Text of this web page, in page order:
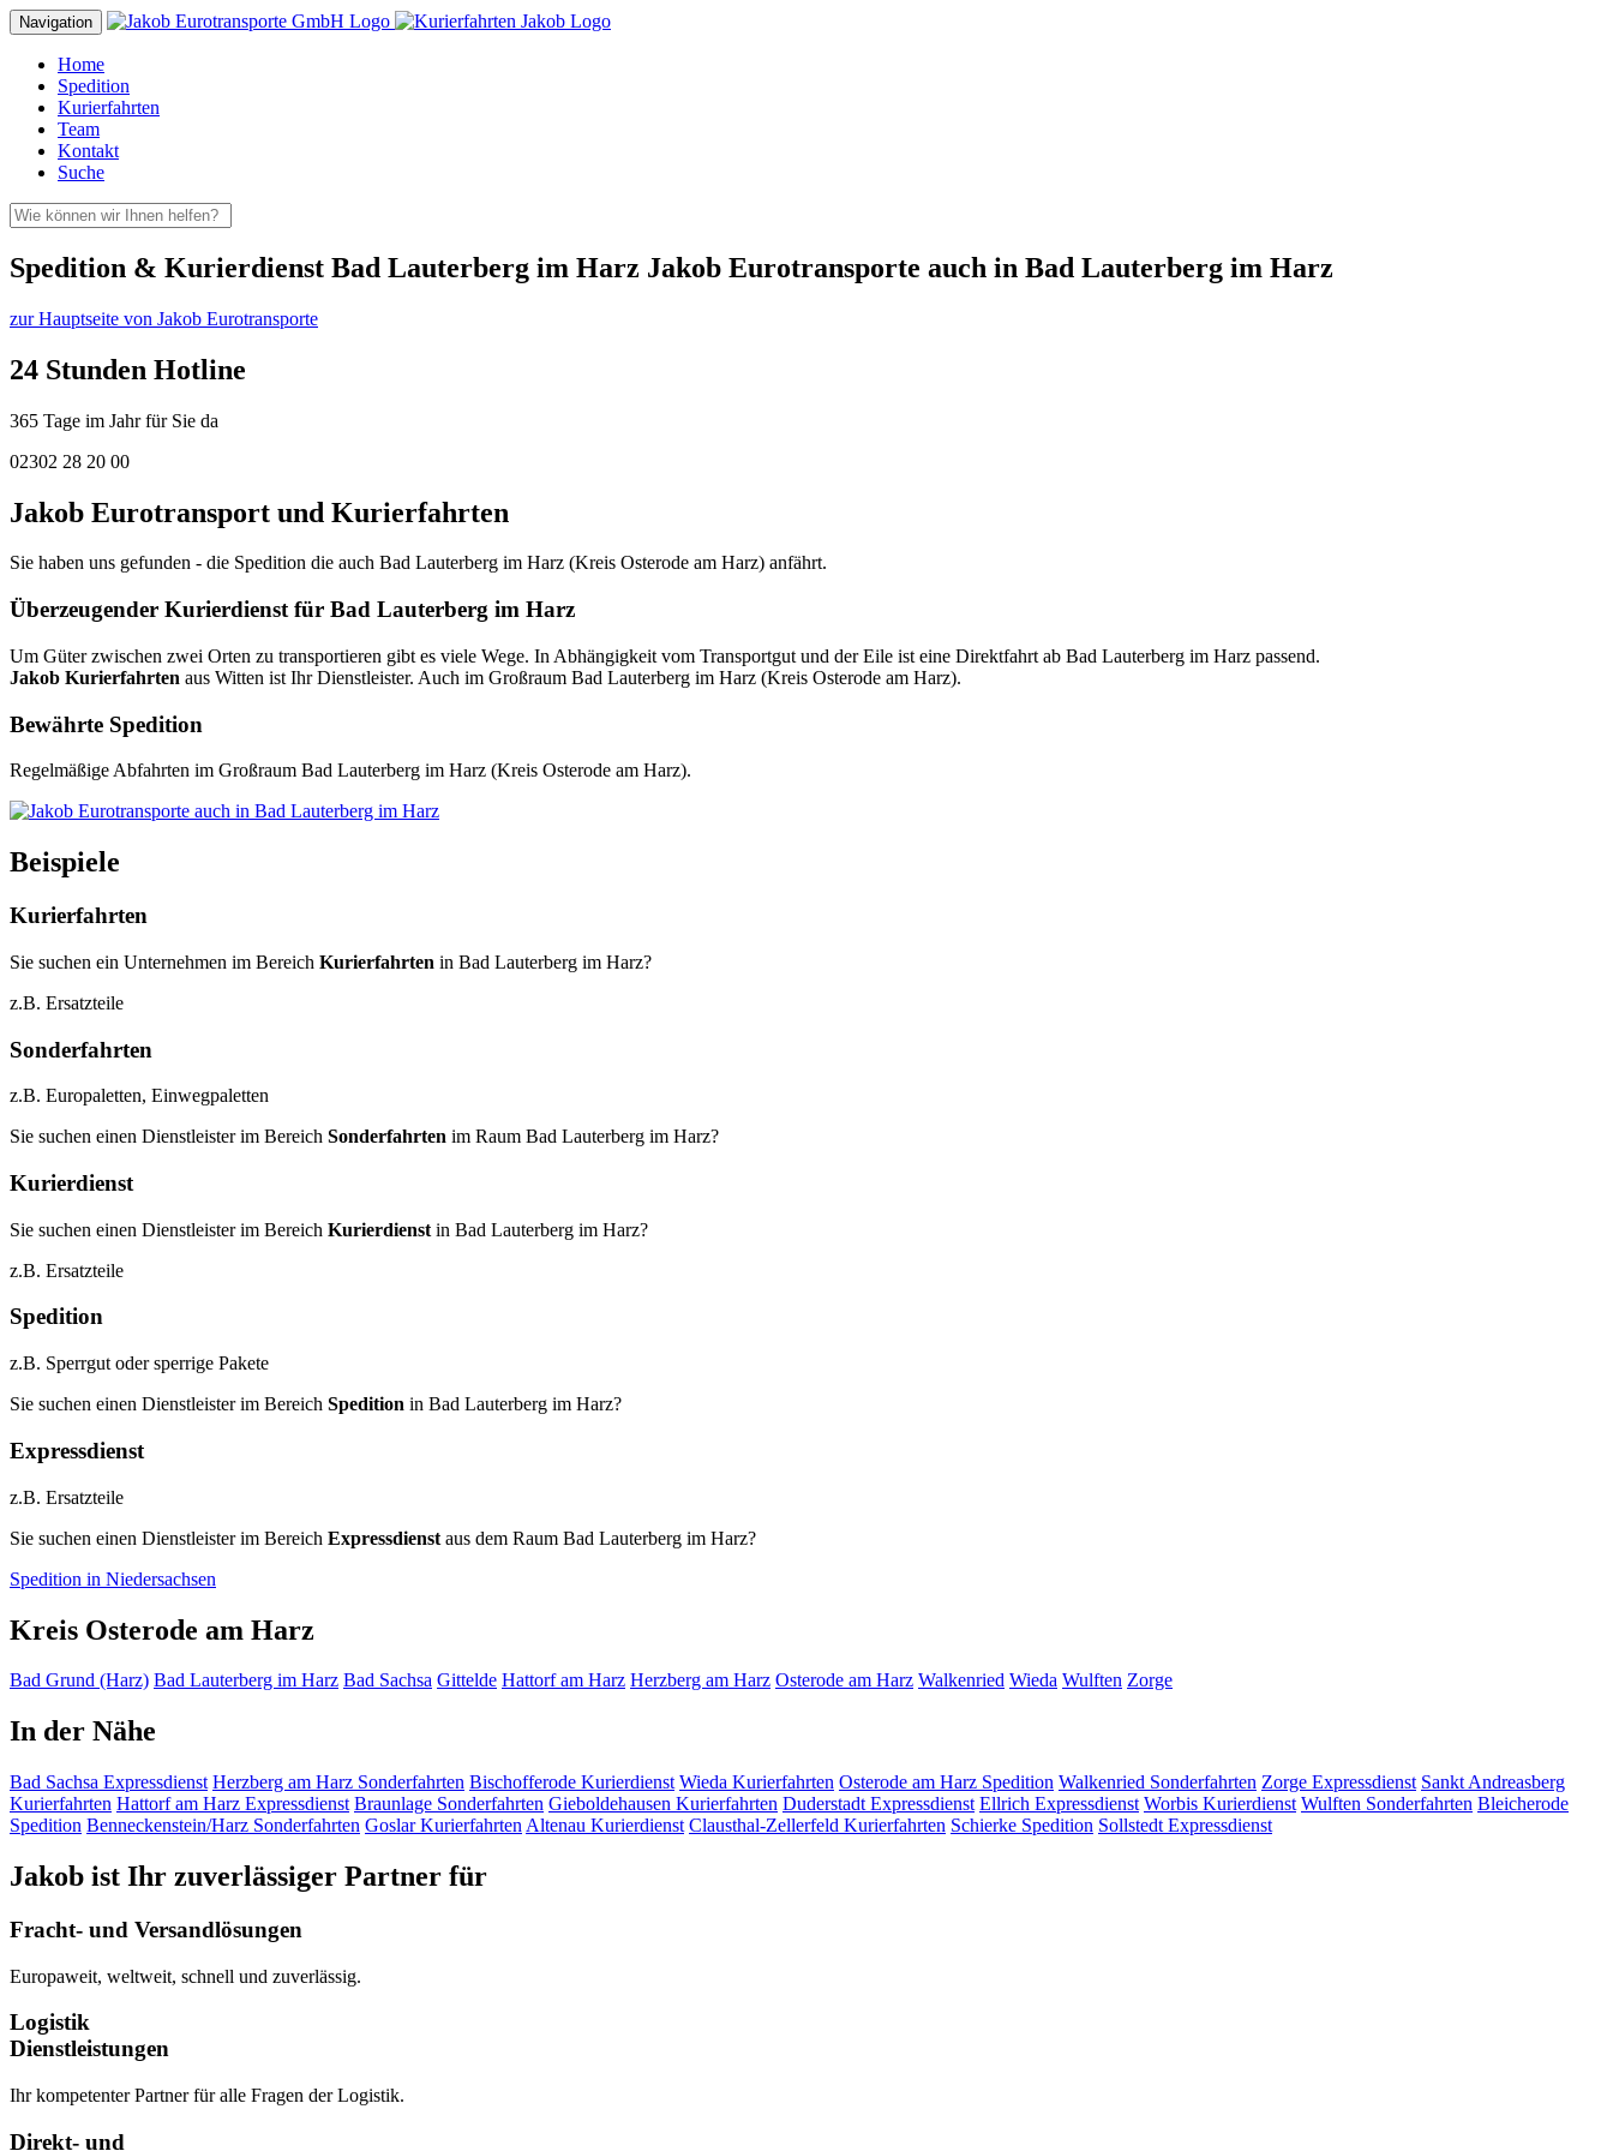
Navigation
Home
Spedition
Kurierfahrten
Team
Kontakt
Suche
Spedition & Kurierdienst Bad Lauterberg im Harz Jakob Eurotransporte auch in Bad Lauterberg im Harz
zur Hauptseite von Jakob Eurotransporte
24 Stunden Hotline
365 Tage im Jahr für Sie da
02302 28 20 00
Jakob Eurotransport und Kurierfahrten
Sie haben uns gefunden - die Spedition die auch Bad Lauterberg im Harz (Kreis Osterode am Harz) anfährt.
Überzeugender Kurierdienst für Bad Lauterberg im Harz
Um Güter zwischen zwei Orten zu transportieren gibt es viele Wege. In Abhängigkeit vom Transportgut und der Eile ist eine Direktfahrt ab Bad Lauterberg im Harz passend.
Jakob Kurierfahrten aus Witten ist Ihr Dienstleister. Auch im Großraum Bad Lauterberg im Harz (Kreis Osterode am Harz).
Bewährte Spedition
Regelmäßige Abfahrten im Großraum Bad Lauterberg im Harz (Kreis Osterode am Harz).
Beispiele
Kurierfahrten
Sie suchen ein Unternehmen im Bereich Kurierfahrten in Bad Lauterberg im Harz?
z.B. Ersatzteile
Sonderfahrten
z.B. Europaletten, Einwegpaletten
Sie suchen einen Dienstleister im Bereich Sonderfahrten im Raum Bad Lauterberg im Harz?
Kurierdienst
Sie suchen einen Dienstleister im Bereich Kurierdienst in Bad Lauterberg im Harz?
z.B. Ersatzteile
Spedition
z.B. Sperrgut oder sperrige Pakete
Sie suchen einen Dienstleister im Bereich Spedition in Bad Lauterberg im Harz?
Expressdienst
z.B. Ersatzteile
Sie suchen einen Dienstleister im Bereich Expressdienst aus dem Raum Bad Lauterberg im Harz?
Spedition in Niedersachsen
Kreis Osterode am Harz
Bad Grund (Harz) Bad Lauterberg im Harz Bad Sachsa Gittelde Hattorf am Harz Herzberg am Harz Osterode am Harz Walkenried Wieda Wulften Zorge
In der Nähe
Bad Sachsa Expressdienst Herzberg am Harz Sonderfahrten Bischofferode Kurierdienst Wieda Kurierfahrten Osterode am Harz Spedition Walkenried Sonderfahrten Zorge Expressdienst Sankt Andreasberg
Kurierfahrten Hattorf am Harz Expressdienst Braunlage Sonderfahrten Gieboldehausen Kurierfahrten Duderstadt Expressdienst Ellrich Expressdienst Worbis Kurierdienst Wulften Sonderfahrten Bleicherode
Spedition Benneckenstein/Harz Sonderfahrten GoslarKurierfahrten Altenau Kurierdienst Clausthal-Zellerfeld Kurierfahrten Schierke Spedition Sollstedt Expressdienst
Jakob ist Ihr zuverlässiger Partner für
Fracht- und Versandlösungen
Europaweit, weltweit, schnell und zuverlässig.
Logistik
Dienstleistungen
Ihr kompetenter Partner für alle Fragen der Logistik.
Direkt- und